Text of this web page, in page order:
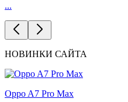
...
НОВИНКИ САЙТА
Oppo A7 Pro Max